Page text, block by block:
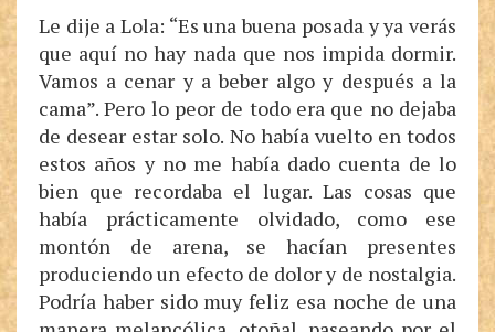
Le dije a Lola: “Es una buena posada y ya verás
que aquí no hay nada que nos impida dormir.
Vamos a cenar y a beber algo y después a la
cama”. Pero lo peor de todo era que no dejaba
de desear estar solo. No había vuelto en todos
estos años y no me había dado cuenta de lo
bien que recordaba el lugar. Las cosas que
había prácticamente olvidado, como ese
montón de arena, se hacían presentes
produciendo un efecto de dolor y de nostalgia.
Podría haber sido muy feliz esa noche de una